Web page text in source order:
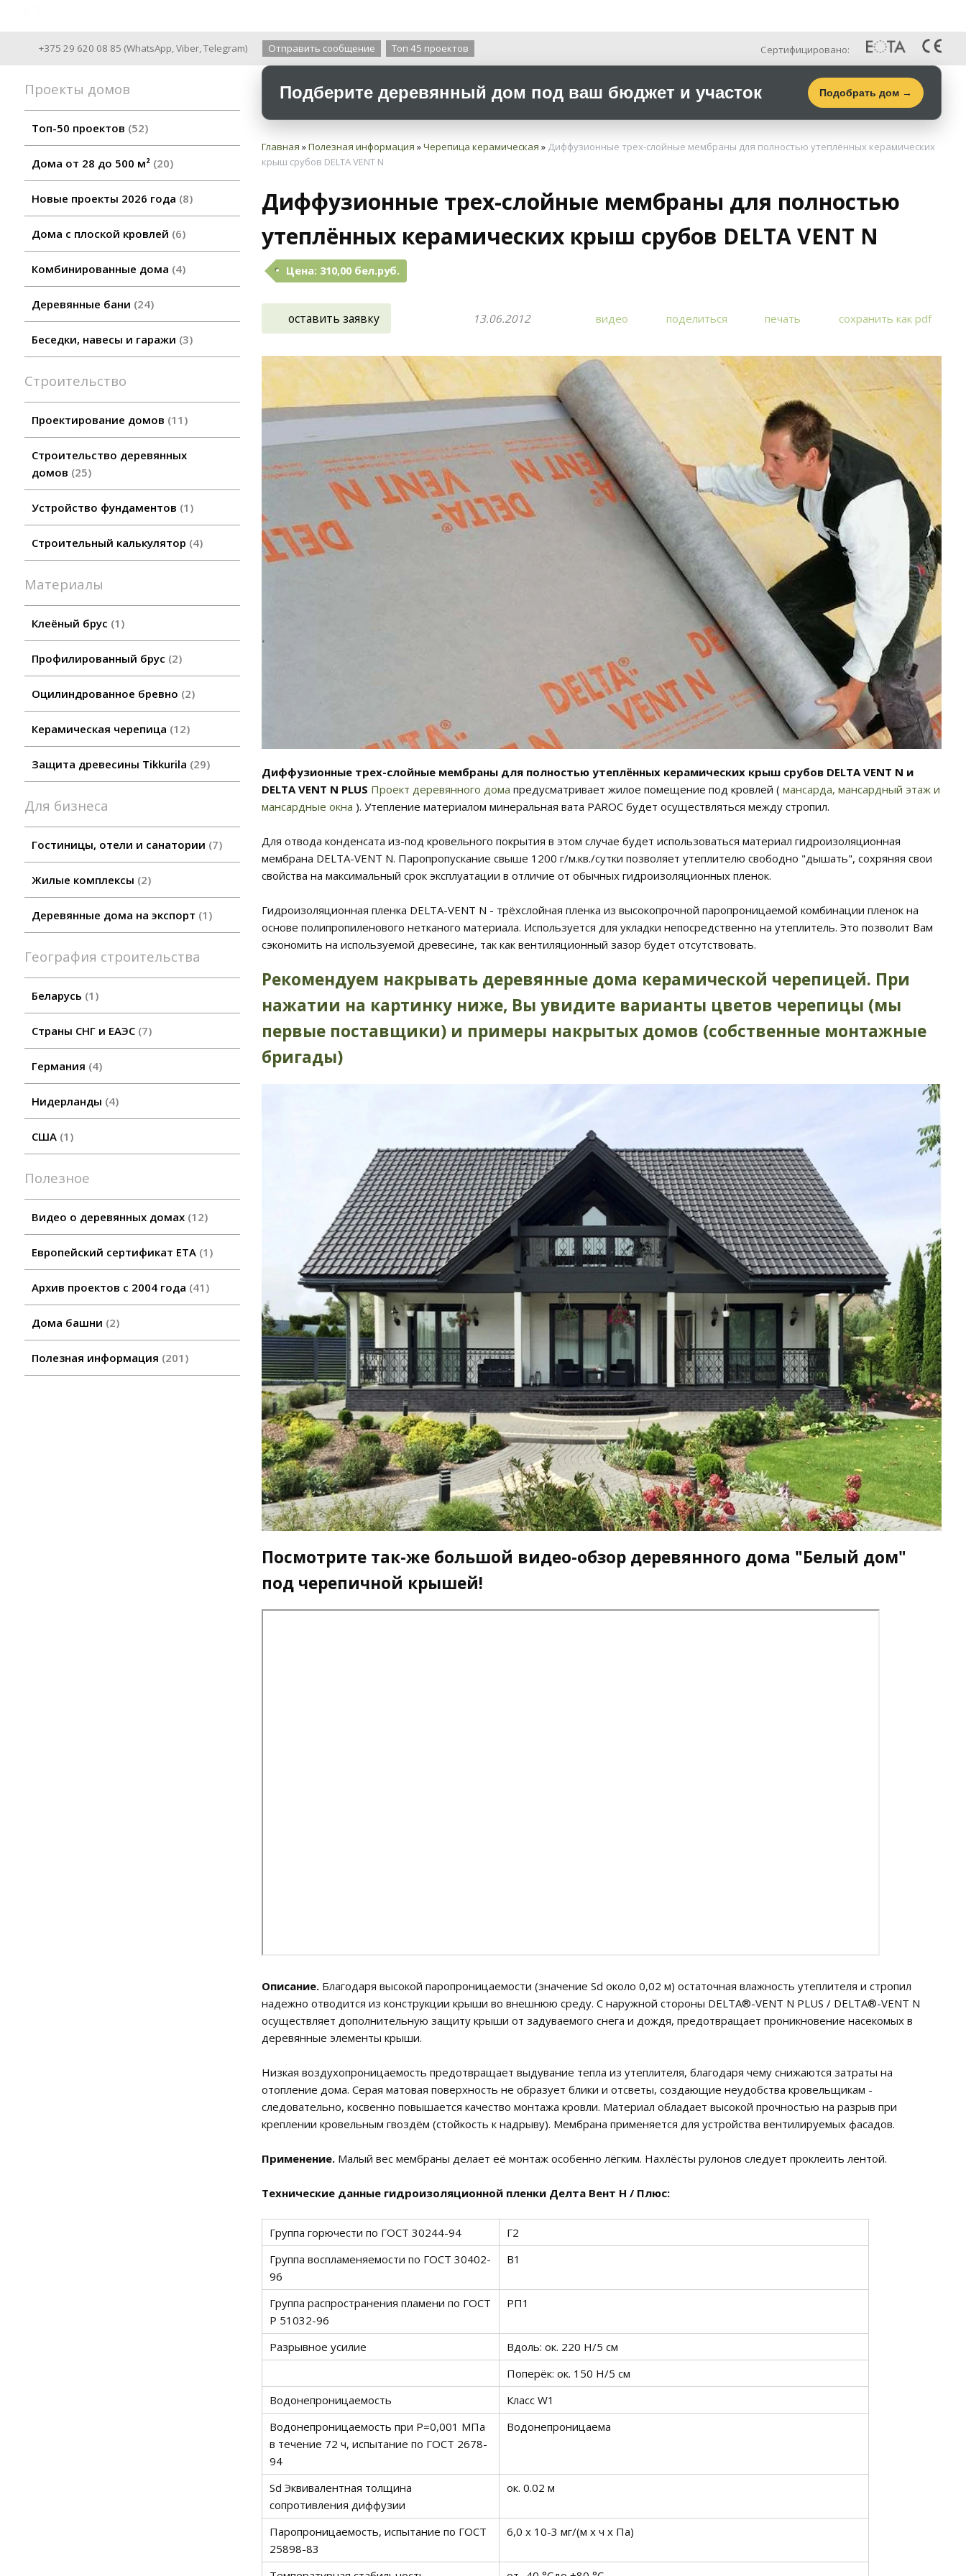
+375 29 620 08 85 (WhatsApp,Viber,Telegram) Отправить сообщение Топ 45 проектов Сертифицировано:
Проекты домов
Топ-50 проектов 52
Дома от 28 до 500 м² 20
Новые проекты 2026 года 8
Дома с плоской кровлей 6
Комбинированные дома 4
Деревянные бани 24
Беседки, навесы и гаражи 3
Строительство
Проектирование домов 11
Строительство деревянных
домов 25
Устройство фундаментов 1
Строительный калькулятор 4
Материалы
Клеёный брус 1
Профилированный брус 2
Оцилиндрованное бревно 2
Керамическая черепица 12
Защита древесины Tikkurila 29
Для бизнеса
Гостиницы, отели и санатории 7
Жилые комплексы 2
Деревянные дома на экспорт 1
География строительства
Беларусь 1
Страны СНГ и ЕАЭС 7
Германия 4
Нидерланды 4
США 1
Полезное
Видео о деревянных домах 12
Европейский сертификат ETA 1
Архив проектов с 2004 года 41
Дома башни 2
Полезная информация 201
Подберите деревянный дом под ваш бюджет и участок Подобрать дом →
Главная »Полезная информация »Черепица керамическая » Диффузионные трех-слойные мембраны для полностью утеплённых керамических
крыш срубов DELTA VENT N
Диффузионные трех-слойные мембраны для полностью
утеплённых керамических крыш срубов DELTA VENT N
Цена: 310,00 бел.руб.
оставить заявку 13.06.2012 видео поделиться печать сохранить как pdf
Диффузионные трех-слойные мембраны для полностью утеплённых керамических крыш срубов DELTA VENT N и
DELTA VENT N PLUS Проект деревянного дома предусматривает жилое помещение под кровлей ( мансарда, мансардный этаж и
мансардные окна ). Утепление материалом минеральная вата PAROC будет осуществляться между стропил.
Для отвода конденсата из-под кровельного покрытия в этом случае будет использоваться материал гидроизоляционная
мембрана DELTA-VENT N. Паропропускание свыше 1200 г/м.кв./сутки позволяет утеплителю свободно "дышать", сохряняя свои
свойства на максимальный срок эксплуатации в отличие от обычных гидроизоляционных пленок.
Гидроизоляционная пленка DELTA-VENT N - трёхслойная пленка из высокопрочной паропроницаемой комбинации пленок на
основе полипропиленового нетканого материала. Используется для укладки непосредственно на утеплитель. Это позволит Вам
сэкономить на используемой древесине, так как вентиляционный зазор будет отсутствовать.
Рекомендуем накрывать деревянные дома керамической черепицей. При
нажатии на картинку ниже, Вы увидите варианты цветов черепицы (мы
первые поставщики) и примеры накрытых домов (собственные монтажные
бригады)
Посмотрите так-же большой видео-обзор деревянного дома "Белый дом"
под черепичной крышей!
Описание. Благодаря высокой паропроницаемости (значение Sd около 0,02 м) остаточная влажность утеплителя и стропил
надежно отводится из конструкции крыши во внешнюю среду. С наружной стороны DELTA®-VENT N PLUS / DELTA®-VENT N
осуществляет дополнительную защиту крыши от задуваемого снега и дождя, предотвращает проникновение насекомых в
деревянные элементы крыши.
Низкая воздухопроницаемость предотвращает выдувание тепла из утеплителя, благодаря чему снижаются затраты на
отопление дома. Серая матовая поверхность не образует блики и отсветы, создающие неудобства кровельщикам -
следовательно, косвенно повышается качество монтажа кровли. Материал обладает высокой прочностью на разрыв при
креплении кровельным гвоздём (стойкость к надрыву). Мембрана применяется для устройства вентилируемых фасадов.
Применение. Малый вес мембраны делает её монтаж особенно лёгким. Нахлёсты рулонов следует проклеить лентой.
Технические данные гидроизоляционной пленки Делта Вент Н / Плюс:
Группа горючести по ГОСТ 30244-94
Г2
Группа воспламеняемости по ГОСТ 30402-
96
В1
Группа распространения пламени по ГОСТ
Р 51032-96
РП1
Разрывное усилие
Вдоль: ок. 220 Н/5 см
Поперёк: ок. 150 Н/5 см
Водонепроницаемость
Класс W1
Водонепроницаемость при Р=0,001 МПа
в течение 72 ч, испытание по ГОСТ 2678-
94
Водонепроницаема
Sd Эквивалентная толщина
сопротивления диффузии
ок. 0.02 м
Паропроницаемость, испытание по ГОСТ
25898-83
6,0 х 10-3 мг/(м х ч х Па)